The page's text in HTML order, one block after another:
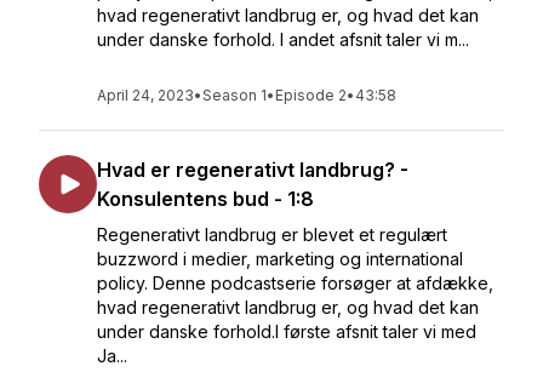
hvad regenerativt landbrug er, og hvad det kan
under danske forhold. I andet afsnit taler vi m...
April 24, 2023•Season 1• Episode 2• 43:58
Hvad er regenerativt landbrug? -
Konsulentens bud - 1:8
Regenerativt landbrug er blevet et regulært
buzzword i medier, marketing og international
policy. Denne podcastserie forsøger at afdække,
hvad regenerativt landbrug er, og hvad det kan
under danske forhold.I første afsnit taler vi med
Ja...